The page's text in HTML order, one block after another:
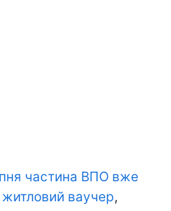
частина ВПО вже
ваучер,